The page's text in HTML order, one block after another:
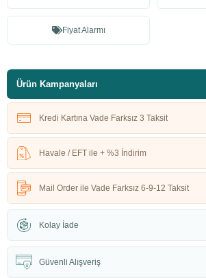
Fiyat Alarmı
Ürün Kampanyaları
Kredi Kartına Vade Farksız 3 Taksit
Havale / EFT ile + %3 İndirim
Mail Order ile Vade Farksız 6-9-12 Taksit
Kolay İade
Güvenli Alışveriş